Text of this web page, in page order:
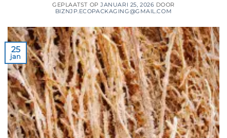
GEPLAATST OPJANUARI 25, 2026 DOOR
BIZNJP.ECOPACKAGING@GMAIL.COM
25
jan